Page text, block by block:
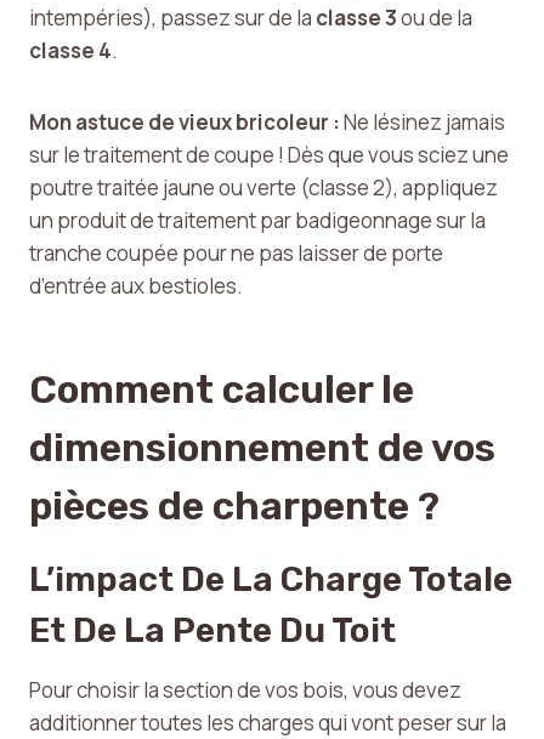
intempéries), passez sur de la classe 3ou de la
classe 4.
Mon astuce de vieux bricoleur :Ne lésinez jamais
sur le traitement de coupe ! Dès que vous sciez une
poutre traitée jaune ou verte (classe 2), appliquez
un produit de traitement par badigeonnage sur la
tranche coupée pour ne pas laisser de porte
d’entrée aux bestioles.
Comment calculer le
dimensionnement de vos
pièces de charpente ?
L’impact De La Charge Totale
Et De La Pente Du Toit
Pour choisir la section de vos bois, vous devez
additionner toutes les charges qui vont peser sur la